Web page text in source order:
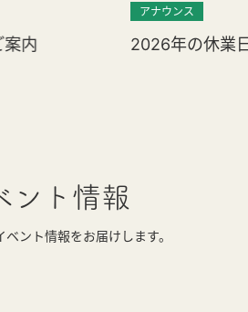
案内
アナウンス
2026年の休業
ント情報
ント情報をお届けします。